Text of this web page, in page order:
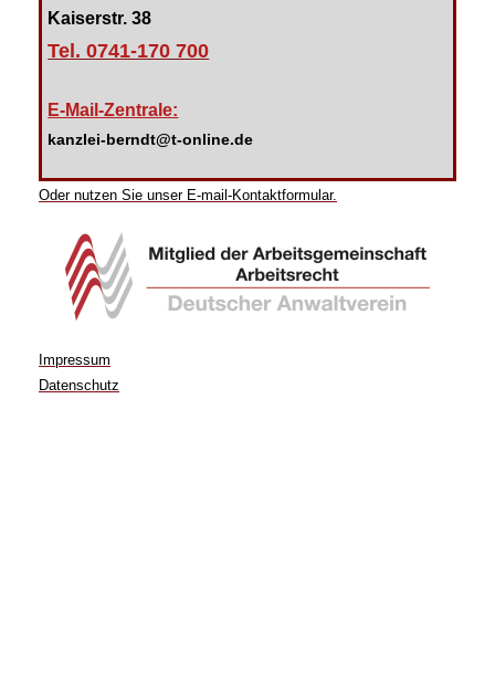
Kaiserstr. 38
Tel. 0741-170 700
E-Mail-Zentrale:
kanzlei-berndt@t-online.de
Oder nutzen Sie unser E-mail-Kontaktformular.
Impressum
Datenschutz